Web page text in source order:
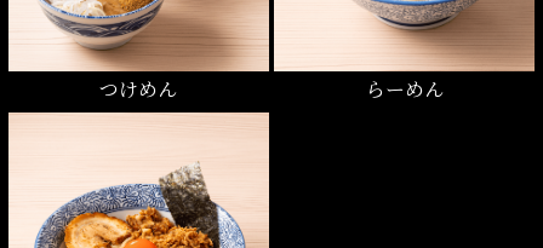
つけめん らーめん